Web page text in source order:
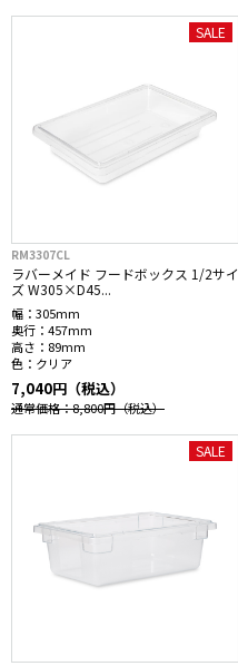
SALE
RM3307CL
ラバーメイド フードボックス 1/2サイ
ズ W305×D45...
幅： 305mm
奥行： 457mm
高さ： 89mm
色： クリア
7,040円（税込）
通常価格：8,800円（税込）
SALE